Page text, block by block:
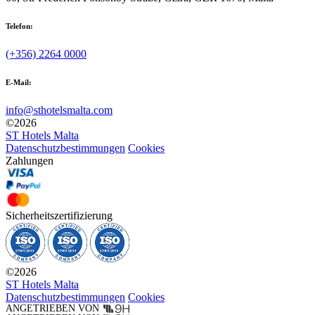
Telefon:
(+356) 2264 0000
E-Mail:
info@sthotelsmalta.com
©2026
ST Hotels Malta
Datenschutzbestimmungen Cookies
Zahlungen
Sicherheitszertifizierung
©2026
ST Hotels Malta
Datenschutzbestimmungen Cookies
ANGETRIEBEN VON